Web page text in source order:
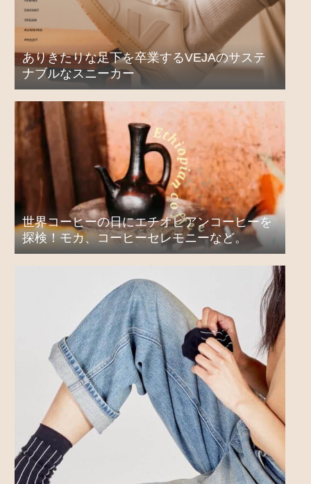
ありきたりな足下を卒業するVEJAのサステ
ナブルなスニーカー
世界コーヒーの日にエチオピアンコーヒーを
探検！モカ、コーヒーセレモニーなど。